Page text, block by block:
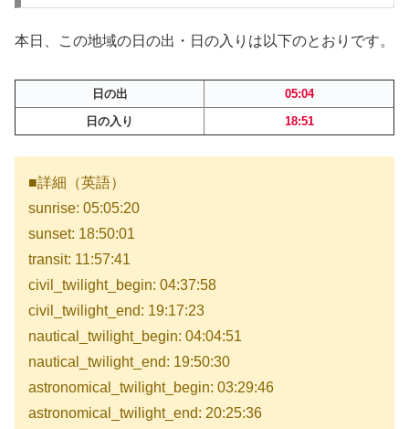
本日、この地域の日の出・日の入りは以下のとおりです。
日の出
05:04
日の入り
18:51
■詳細（英語）
sunrise: 05:05:20
sunset: 18:50:01
transit: 11:57:41
civil_twilight_begin: 04:37:58
civil_twilight_end: 19:17:23
nautical_twilight_begin: 04:04:51
nautical_twilight_end: 19:50:30
astronomical_twilight_begin: 03:29:46
astronomical_twilight_end: 20:25:36